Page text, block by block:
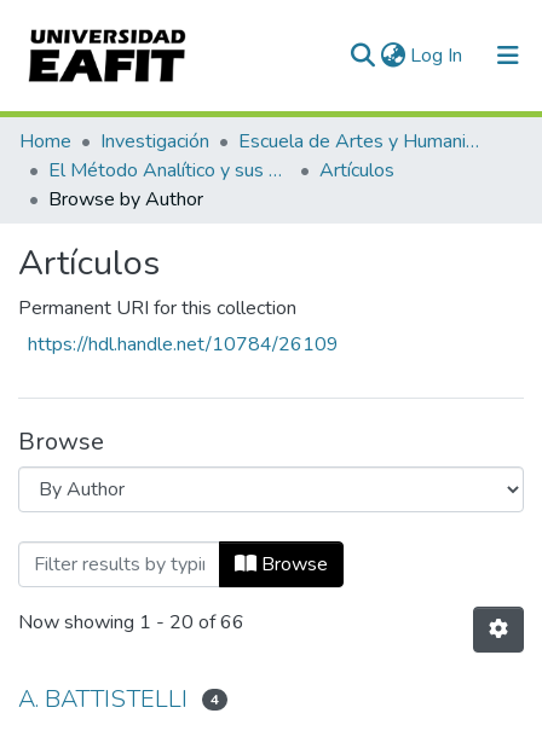
Log In (current)
Communities & Collections
All of DSpace
Home Investigación
Escuela de Artes y Humanidades
El Método Analítico y sus Aplicaciones en las Ciencias Sociales y Humanas (EAFIT - U de A)
Artículos
Browse by Author
Artículos
Permanent URI for this collection
https://hdl.handle.net/10784/26109
Browse
Browsing Artículos by Author
Browse
Now showing 1 - 20 of 66
A. BATTISTELLI 4